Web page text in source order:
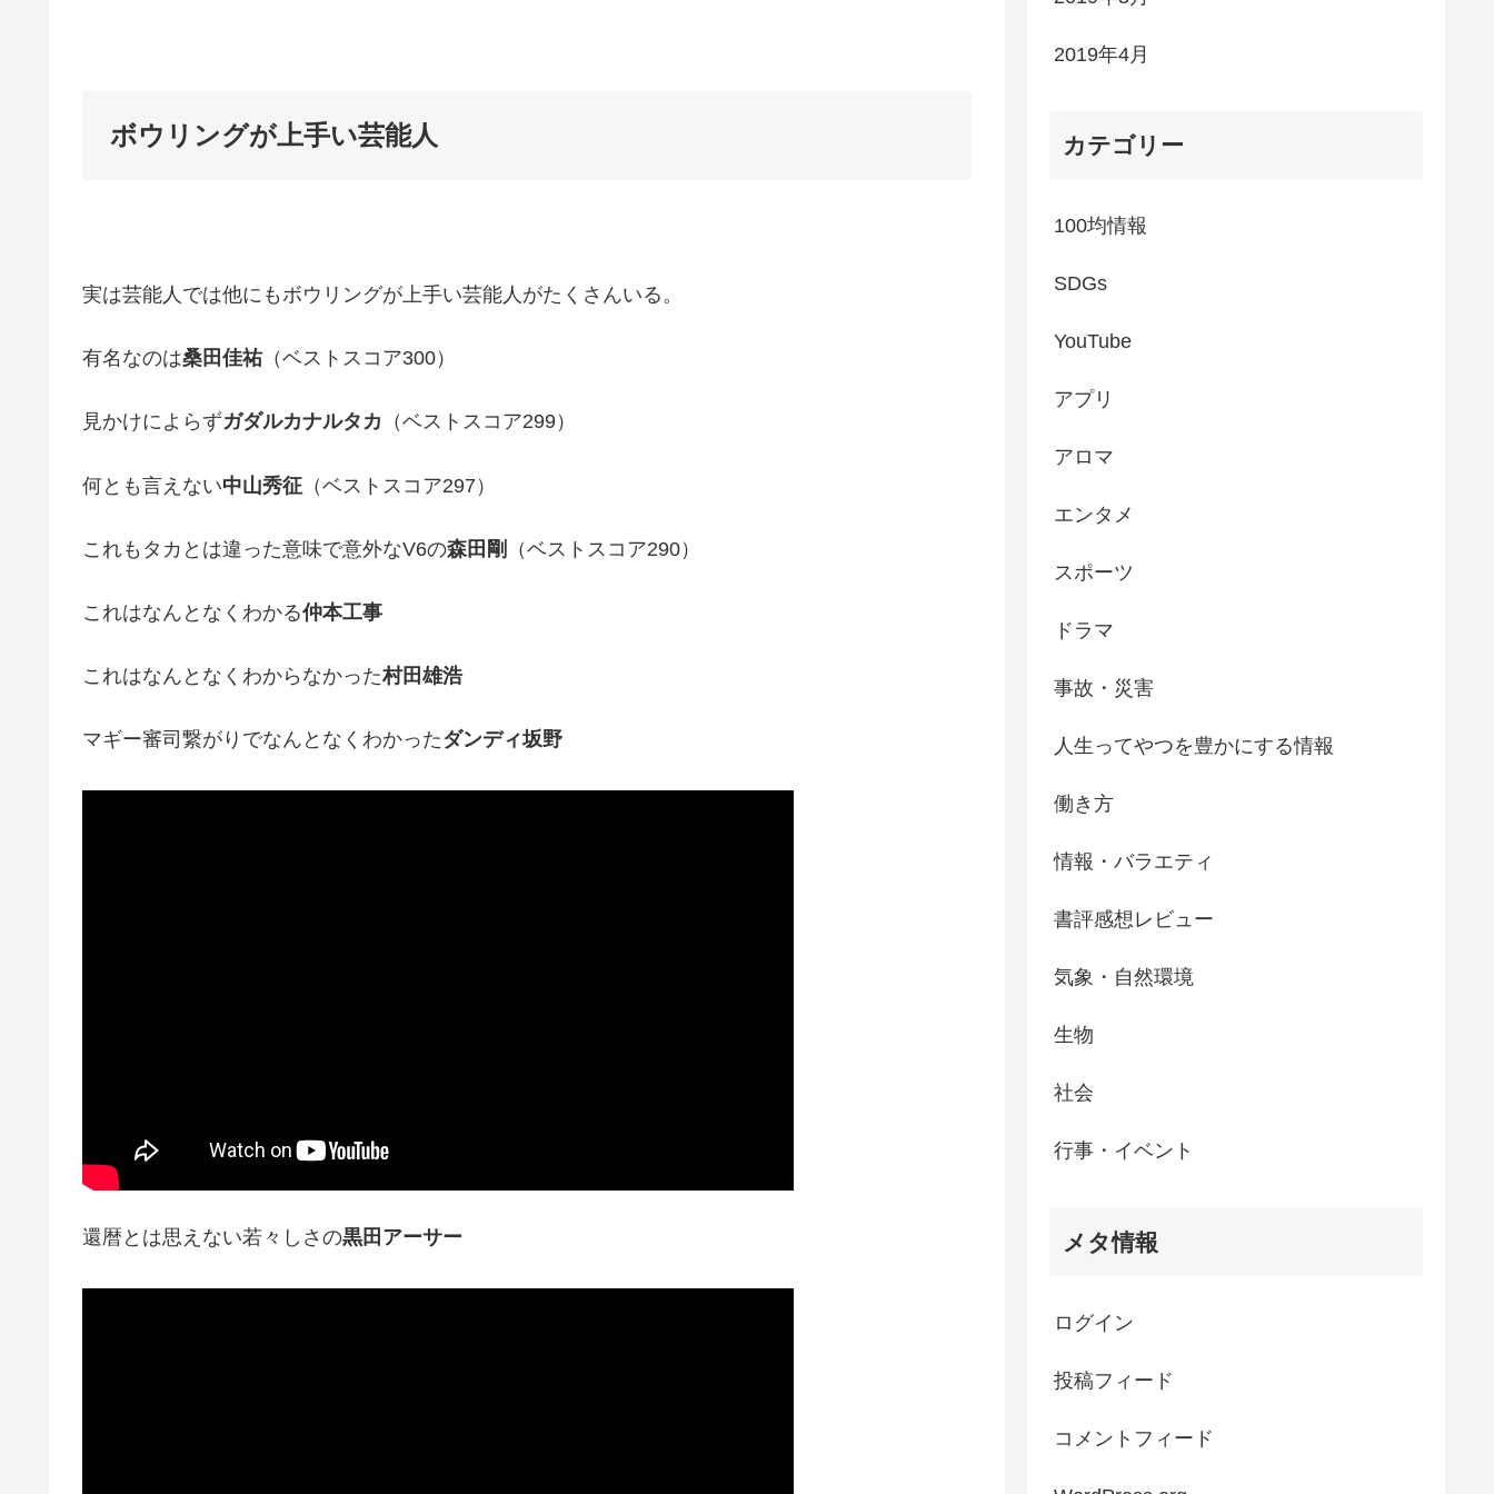
ボウリングが上手い芸能人
実は芸能人では他にもボウリングが上手い芸能人がたくさんいる。
有名なのは桑田佳祐（ベストスコア300）
見かけによらずガダルカナルタカ （ベストスコア299）
何とも言えない中山秀征 （ベストスコア297）
これもタカとは違った意味で意外なV6の森田剛 （ベストスコア290）
これはなんとなくわかる仲本工事
これはなんとなくわからなかった村田雄浩
マギー審司繋がりでなんとなくわかったダンディ坂野
還暦とは思えない若々しさの黒田アーサー
2019年4月
カテゴリー
100均情報
SDGs
YouTube
アプリ
アロマ
エンタメ
スポーツ
ドラマ
事故・災害
人生ってやつを豊かにする情報
働き方
情報・バラエティ
書評感想レビュー
気象・自然環境
生物
社会
行事・イベント
メタ情報
ログイン
投稿フィード
コメントフィード